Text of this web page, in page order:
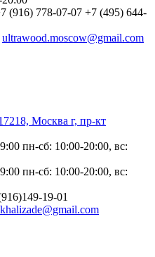
+7 (495) 644-
ultrawood.moscow@gmail.com
Москва г, пр-кт
пн-сб: 10:00-20:00, вс:
пн-сб: 10:00-20:00, вс:
19-01